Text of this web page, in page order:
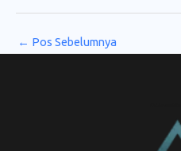
← Pos Sebelumnya